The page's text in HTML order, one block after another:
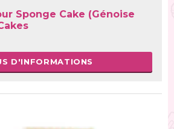
Sponge Cake (Génoise
D'INFORMATIONS